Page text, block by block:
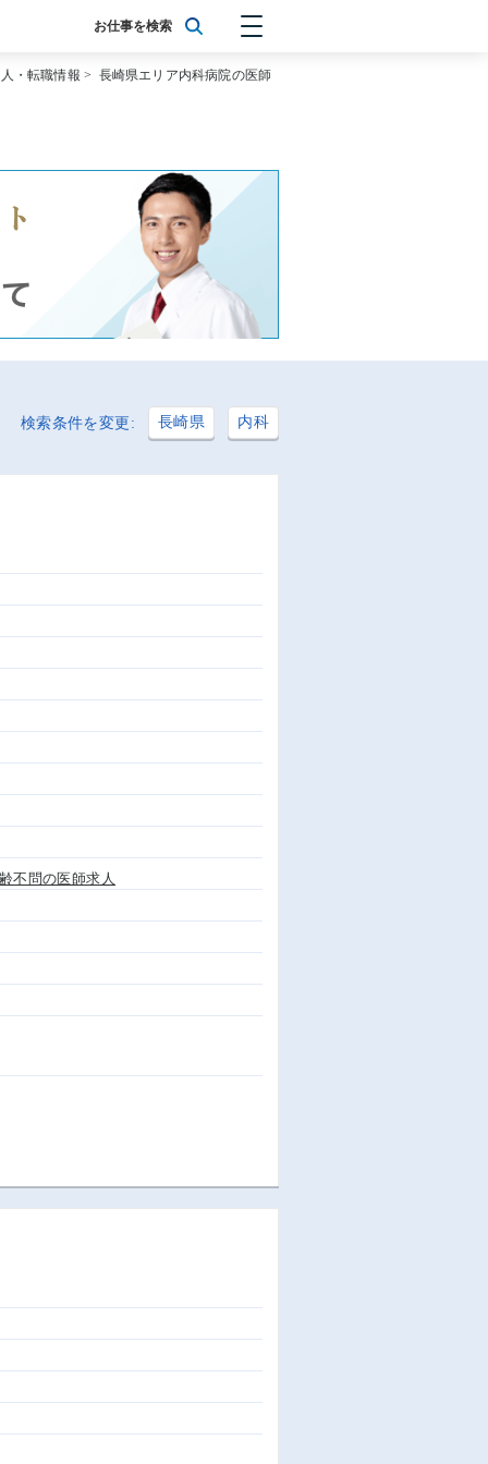
お仕事を検索
・転職情報 > 長崎県エリア内科病院の医師
検索条件を変更: 長崎県 内科
不問の医師求人